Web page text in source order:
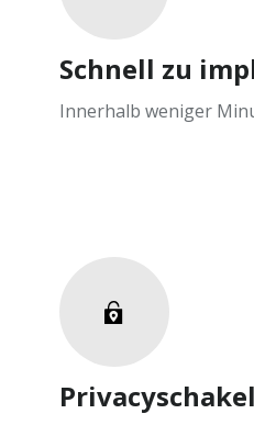
Schnell zu
Innerhalb weniger